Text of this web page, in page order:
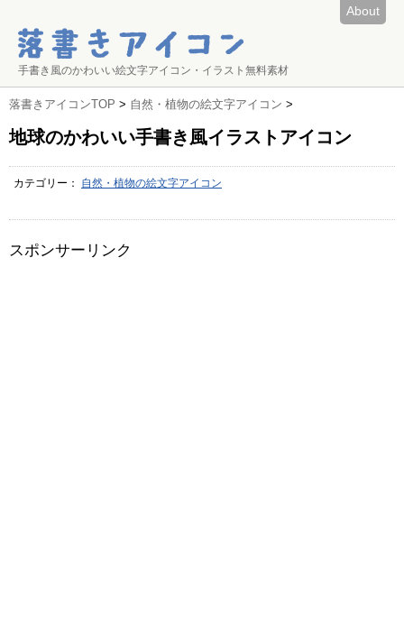
About
手書き風のかわいい絵文字アイコン・イラスト無料素材
落書きアイコンTOP > 自然・植物の絵文字アイコン >
地球のかわいい手書き風イラストアイコン
カテゴリー： 自然・植物の絵文字アイコン
スポンサーリンク